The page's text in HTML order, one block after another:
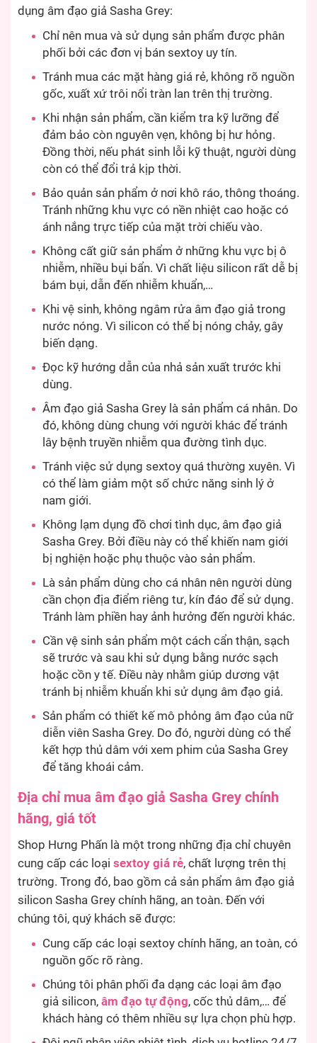
dụng âm đạo giả Sasha Grey:
Chỉ nên mua và sử dụng sản phẩm được phân
phối bởi các đơn vị bán sextoy uy tín.
Tránh mua các mặt hàng giá rẻ, không rõ nguồn
gốc, xuất xứ trôi nổi tràn lan trên thị trường.
Khi nhận sản phẩm, cần kiểm tra kỹ lưỡng để
đảm bảo còn nguyên vẹn, không bị hư hỏng.
Đồng thời, nếu phát sinh lỗi kỹ thuật, người dùng
còn có thể đổi trả kịp thời.
Bảo quản sản phẩm ở nơi khô ráo, thông thoáng.
Tránh những khu vực có nền nhiệt cao hoặc có
ánh nắng trực tiếp của mặt trời chiếu vào.
Không cất giữ sản phẩm ở những khu vực bị ô
nhiễm, nhiều bụi bẩn. Vì chất liệu silicon rất dễ bị
bám bụi, dẫn đến nhiễm khuẩn,…
Khi vệ sinh, không ngâm rửa âm đạo giả trong
nước nóng. Vì silicon có thể bị nóng chảy, gây
biến dạng.
Đọc kỹ hướng dẫn của nhả sản xuất trước khi
dùng.
Âm đạo giả Sasha Grey là sản phẩm cá nhân. Do
đó, không dùng chung với người khác để tránh
lây bệnh truyền nhiễm qua đường tình dục.
Tránh việc sử dụng sextoy quá thường xuyên. Vì
có thể làm giảm một số chức năng sinh lý ở
nam giới.
Không lạm dụng đồ chơi tình dục, âm đạo giả
Sasha Grey. Bởi điều này có thể khiến nam giới
bị nghiện hoặc phụ thuộc vào sản phẩm.
Là sản phẩm dùng cho cá nhân nên người dùng
cần chọn địa điểm riêng tư, kín đáo để sử dụng.
Tránh làm phiền hay ảnh hưởng đến người khác.
Cần vệ sinh sản phẩm một cách cẩn thận, sạch
sẽ trước và sau khi sử dụng bằng nước sạch
hoặc cồn y tế. Điều này nhằm giúp dương vật
tránh bị nhiễm khuẩn khi sử dụng âm đạo giả.
Sản phẩm có thiết kế mô phỏng âm đạo của nữ
diễn viên Sasha Grey. Do đó, người dùng có thể
kết hợp thủ dâm với xem phim của Sasha Grey
để tăng khoái cảm.
Địa chỉ mua âm đạo giả Sasha Grey chính
hãng, giá tốt
Shop Hưng Phấn là một trong những địa chỉ chuyên
cung cấp các loại sextoy giá rẻ, chất lượng trên thị
trường. Trong đó, bao gồm cả sản phẩm âm đạo giả
silicon Sasha Grey chính hãng, an toàn. Đến với
chúng tôi, quý khách sẽ được:
Cung cấp các loại sextoy chính hãng, an toàn, có
nguồn gốc rõ ràng.
Chúng tôi phân phối đa dạng các loại âm đạo
giả silicon, âm đạo tự động, cốc thủ dâm,… để
khách hàng có thêm nhiều sự lựa chọn phù hợp.